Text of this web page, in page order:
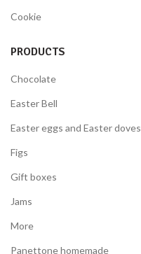
Cookie
PRODUCTS
Chocolate
Easter Bell
Easter eggs and Easter doves
Figs
Gift boxes
Jams
More
Panettone homemade